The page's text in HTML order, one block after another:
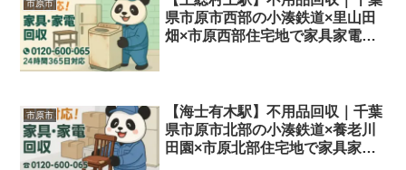
市原市
県市原市西部の小湊鉄道×里山田
畑×市原西部住宅地で家具家電・
市原市
【海士有木駅】不用品回収｜千葉
県市原市北部の小湊鉄道×養老川
田園×市原北部住宅地で家具家